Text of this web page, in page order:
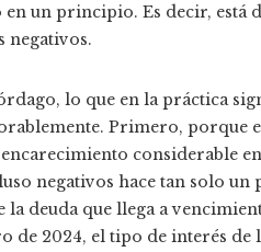
un principio. Es decir, está
negativos.
lo que en la práctica
Primero, porque
considerable
negativos hace tan solo un
la deuda que llega a
2024, el tipo de interés de